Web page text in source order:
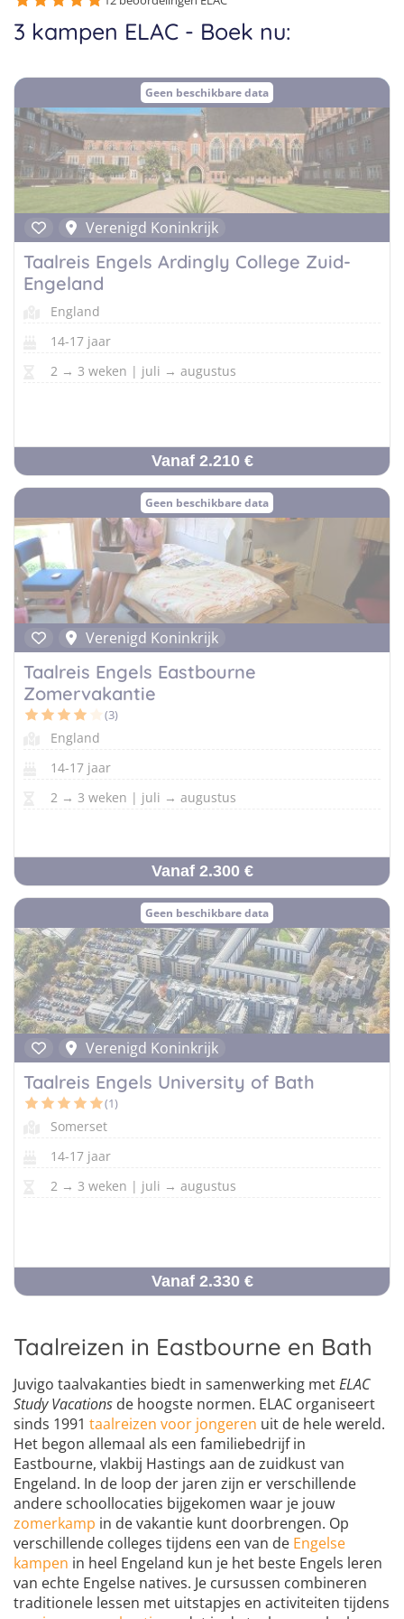
Boerderijkampen
Natuurkampen
Ponykampen
Meidenkampen
Pretpark Kampen
Malta
Oostenrijk
Italië
Taalreizen Duits
Surfkampen Portugal
Surfkampen Buitenland
Surfkampen Sri Lanka
Golfsurfkampen
Windsurfkampen
Kitesurfkampen
3 kampen ELAC - Boek nu:
Geen beschikbare data
Verenigd Koninkrijk
Taalreis Engels Ardingly College Zuid-
Engeland
England
14-17 jaar
2 → 3 weken | juli → augustus
Vanaf 2.210 €
Geen beschikbare data
Verenigd Koninkrijk
Taalreis Engels Eastbourne
Zomervakantie
(3)
England
14-17 jaar
2 → 3 weken | juli → augustus
Vanaf 2.300 €
Geen beschikbare data
Verenigd Koninkrijk
Taalreis Engels University of Bath
(1)
Somerset
14-17 jaar
2 → 3 weken | juli → augustus
Vanaf 2.330 €
Taalreizen in Eastbourne en Bath
Juvigo taalvakanties biedt in samenwerking metELAC
Study Vacations de hoogste normen. ELAC organiseert
sinds 1991 taalreizen voor jongeren uit de hele wereld.
Het begon allemaal als een familiebedrijf in
Eastbourne, vlakbij Hastings aan de zuidkust van
Engeland. In de loop der jaren zijn er verschillende
andere schoollocaties bijgekomen waar je jouw
zomerkamp in de vakantie kunt doorbrengen. Op
verschillende colleges tijdens een van de Engelse
kampen in heel Engeland kun je het beste Engels leren
van echte Engelse natives. Je cursussen combineren
traditionele lessen met uitstapjes en activiteiten tijdens